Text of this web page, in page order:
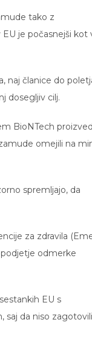
tako z
je počasnejši kot
naj članice do
dosegljiv cilj.
BioNTech
omejili na
spremljajo, da
za zdravila
odmerke
EU s
saj da niso zagotovili